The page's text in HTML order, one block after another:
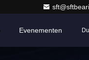
Evenementen